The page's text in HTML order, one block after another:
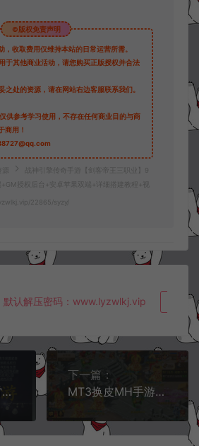
©版权免责声明
，收取费用仅维持本站的日常运营所需。
于其他商业活动，请您购买正版授权并合法
之处的资源，请在网站右边客服联系我们。
供参考学习使用，不存在任何商业目的与商
商用！
战神引擎传奇手游【剑客帝王三职业】9
授权后台+安卓苹果双端+详细搭建教程+视
22865/syzy/
默认解压密码：www.lyzwlkj.vip 复
MT3换皮MH【雷霆西游】8月最新整理Linux手工服务端+源码+管理后台+GM后台+安卓苹果双端+详细搭建教程+视频教程
下一篇：
MT3换皮MH手游【霸道西游】9月最新整理Linux手工服务端+管理后台+GM后台+安卓苹果双端+详细搭建教程+视频教程